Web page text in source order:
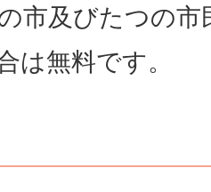
市及びたつの市
は無料です。